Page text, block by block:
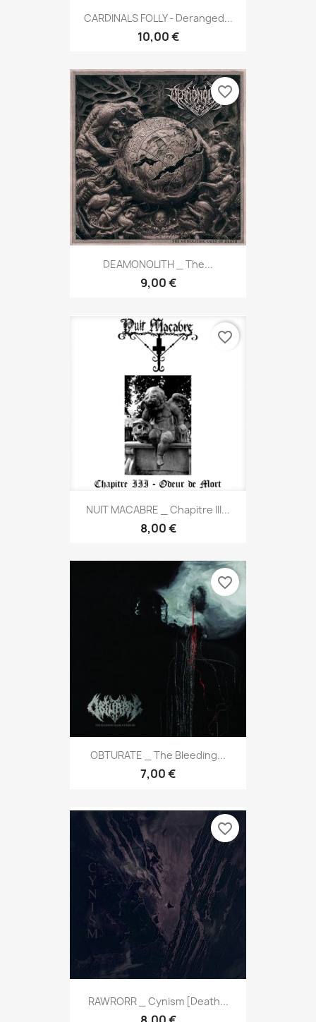
CARDINALS FOLLY - Deranged...
10,00 €
DEAMONOLITH _ The...
9,00 €
favorite_border
NUIT MACABRE _ Chapitre III...
8,00 €
favorite_border
OBTURATE _ The Bleeding...
7,00 €
favorite_border
RAWRORR _ Cynism [Death...
favorite_border